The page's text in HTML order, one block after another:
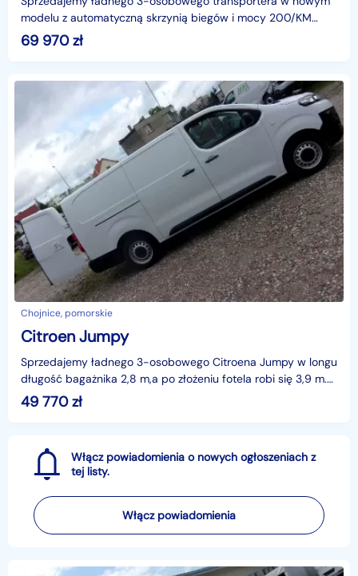
modelu z automatyczną skrzynią biegów i mocy 200/KM
kolor czarny,ZAREJESTROWANY W PL, dobrze wyposażony,
ha
69 970zł
Chojnice, pomorskie
Citroen Jumpy
Sprzedajemy ładnego 3-osobowego Citroena Jumpy w longu
długość bagażnika 2,8 m,a po złożeniu fotela robi się 3,9 m.
Auto jest sprowadzone z Belgii cena netto 49
49 770zł
Włącz powiadomienia o nowych ogłoszeniach z
tej listy.
Włącz powiadomienia